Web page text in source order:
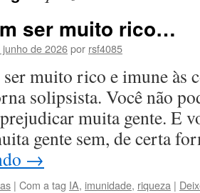
ser muito rico…
de 2026por rsf4085
muito rico e imune às
solipsista. Você não
muita gente. E
gente sem, de certa
→
| Com a tag IA, imunidade, riqueza |